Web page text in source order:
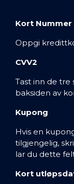
Kort Nummer
Oppgi
CVV2
Tast inn de tre
baksiden av
Kupong
Hvis en
tilgjengelig,
lar du dette
Kort